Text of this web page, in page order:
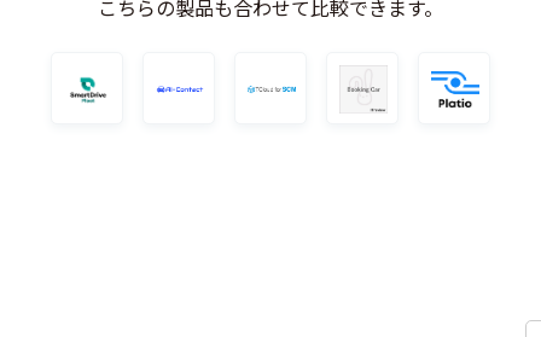
こちらの製品も合わせて比較できます。